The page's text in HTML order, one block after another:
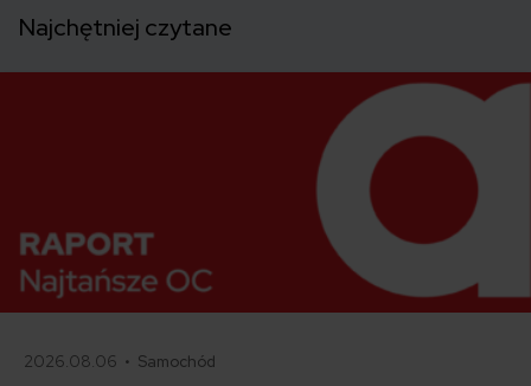
Najchętniej czytane
2026.08.06 • Samochód